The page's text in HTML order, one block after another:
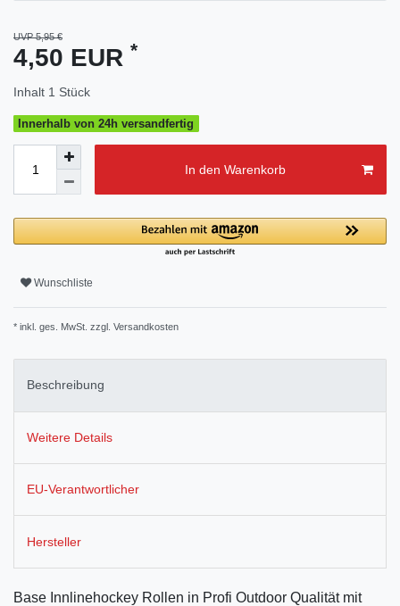
UVP 5,95 €
4,50 EUR *
Inhalt 1 Stück
Innerhalb von 24h versandfertig
In den Warenkorb
Wunschliste
* inkl. ges. MwSt. zzgl. Versandkosten
Beschreibung
Weitere Details
EU-Verantwortlicher
Hersteller
Base Innlinehockey Rollen in Profi Outdoor Qualität mit